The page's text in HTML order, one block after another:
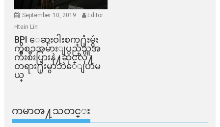
September 10, 2019
Editor
Htein Lin
BPI ​ေဆးဝါးစက္​႐ုံးမွဴး
ကိစၥအမ်ားျပည္​သူအ
က်ိဳးစီးပြားနဲ႔ဆိုင္​လို႔
တရား႐ုံးမွာဘဲေျပာမ
ယ္​
ကမာၻ႔သတင္း